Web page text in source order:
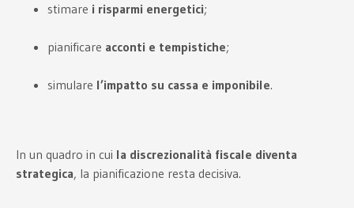
stimare i risparmi energetici;
pianificare acconti e tempistiche;
simulare l’impatto su cassa e imponibile.
In un quadro in cui la discrezionalità fiscale diventa
strategica, la pianificazione resta decisiva.